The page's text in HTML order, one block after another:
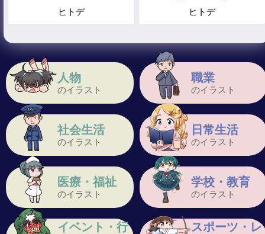
人物
のイラスト
職業
のイラスト
社会生活
のイラスト
日常生活
のイラスト
医療・福祉
のイラスト
学校・教育
のイラスト
イベント・行
スポーツ・レ
ヒトデ ヒトデ